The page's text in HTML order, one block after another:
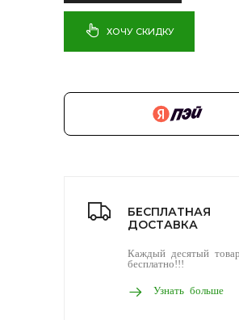
ХОЧУ СКИДКУ
БЕСПЛАТНАЯ
ДОСТАВКА
Каждый десятый
бесплатно!!!
Узнать больше